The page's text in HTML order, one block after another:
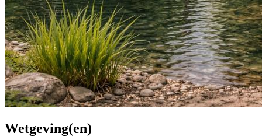
Wetgeving(en)